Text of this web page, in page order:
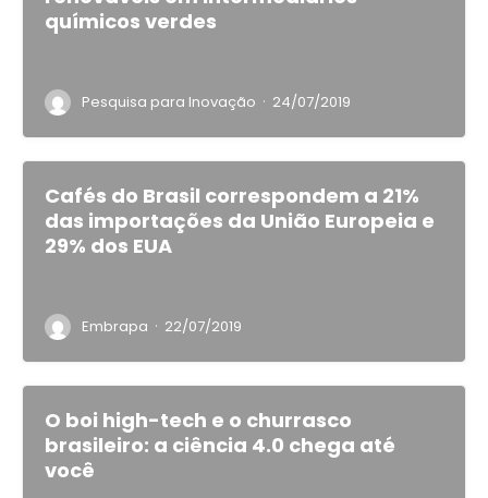
químicos verdes
Pesquisa para Inovação · 24/07/2019
Cafés do Brasil correspondem a 21%
das importações da União Europeia e
29% dos EUA
Embrapa · 22/07/2019
O boi high-tech e o churrasco
brasileiro: a ciência 4.0 chega até
você